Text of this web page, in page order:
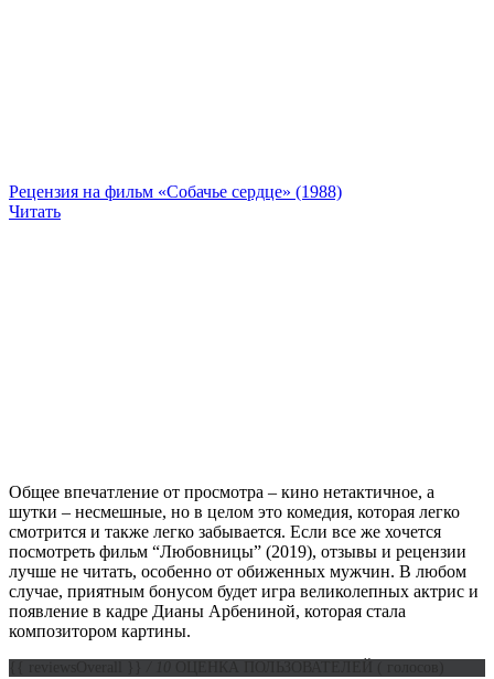
Рецензия на фильм «Собачье сердце» (1988)
Читать
Общее впечатление от просмотра – кино нетактичное, а
шутки – несмешные, но в целом это комедия, которая легко
смотрится и также легко забывается. Если все же хочется
посмотреть фильм “Любовницы” (2019), отзывы и рецензии
лучше не читать, особенно от обиженных мужчин. В любом
случае, приятным бонусом будет игра великолепных актрис и
появление в кадре Дианы Арбениной, которая стала
композитором картины.